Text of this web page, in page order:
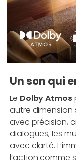
Un son qui
Le Dolby Atmos
autre dimension
avec précision,
dialogues, les
avec clarté.
l’action comme